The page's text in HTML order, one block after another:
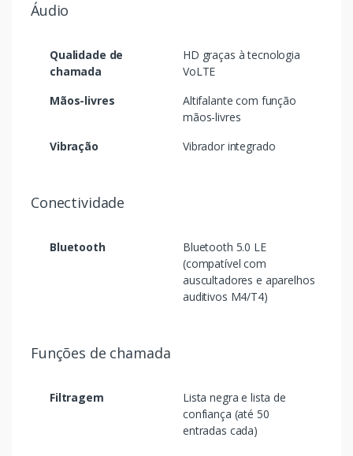
Áudio
Qualidade de
chamada
HD graças à tecnologia
VoLTE
Mãos-livres
Altifalante com função
mãos-livres
Vibração
Vibrador integrado
Conectividade
Bluetooth
Bluetooth 5.0 LE
(compatível com
auscultadores e aparelhos
auditivos M4/T4)
Funções de chamada
Filtragem
Lista negra e lista de
confiança (até 50
entradas cada)